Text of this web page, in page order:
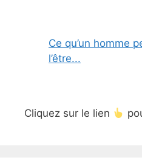
Ce qu’un homme
l’être...
Cliquez sur le lien